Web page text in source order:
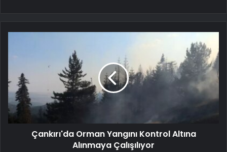
Çankırı'da Orman Yangını Kontrol Altına
Alınmaya Çalışılıyor